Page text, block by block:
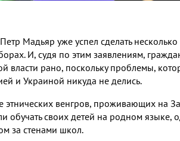
Мадьяр уже успел сделать
. И, судя по этим заявлениям,
власти рано, поскольку проблемы,
и Украиной никуда не делись.
венгров, проживающих на
обучать своих детей на родном языке,
за стенами школ.